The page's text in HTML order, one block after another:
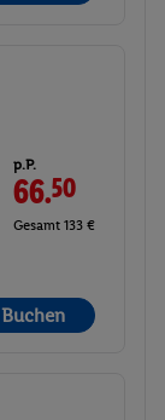
p.P.
66.50
Gesamt 133 €
Buchen